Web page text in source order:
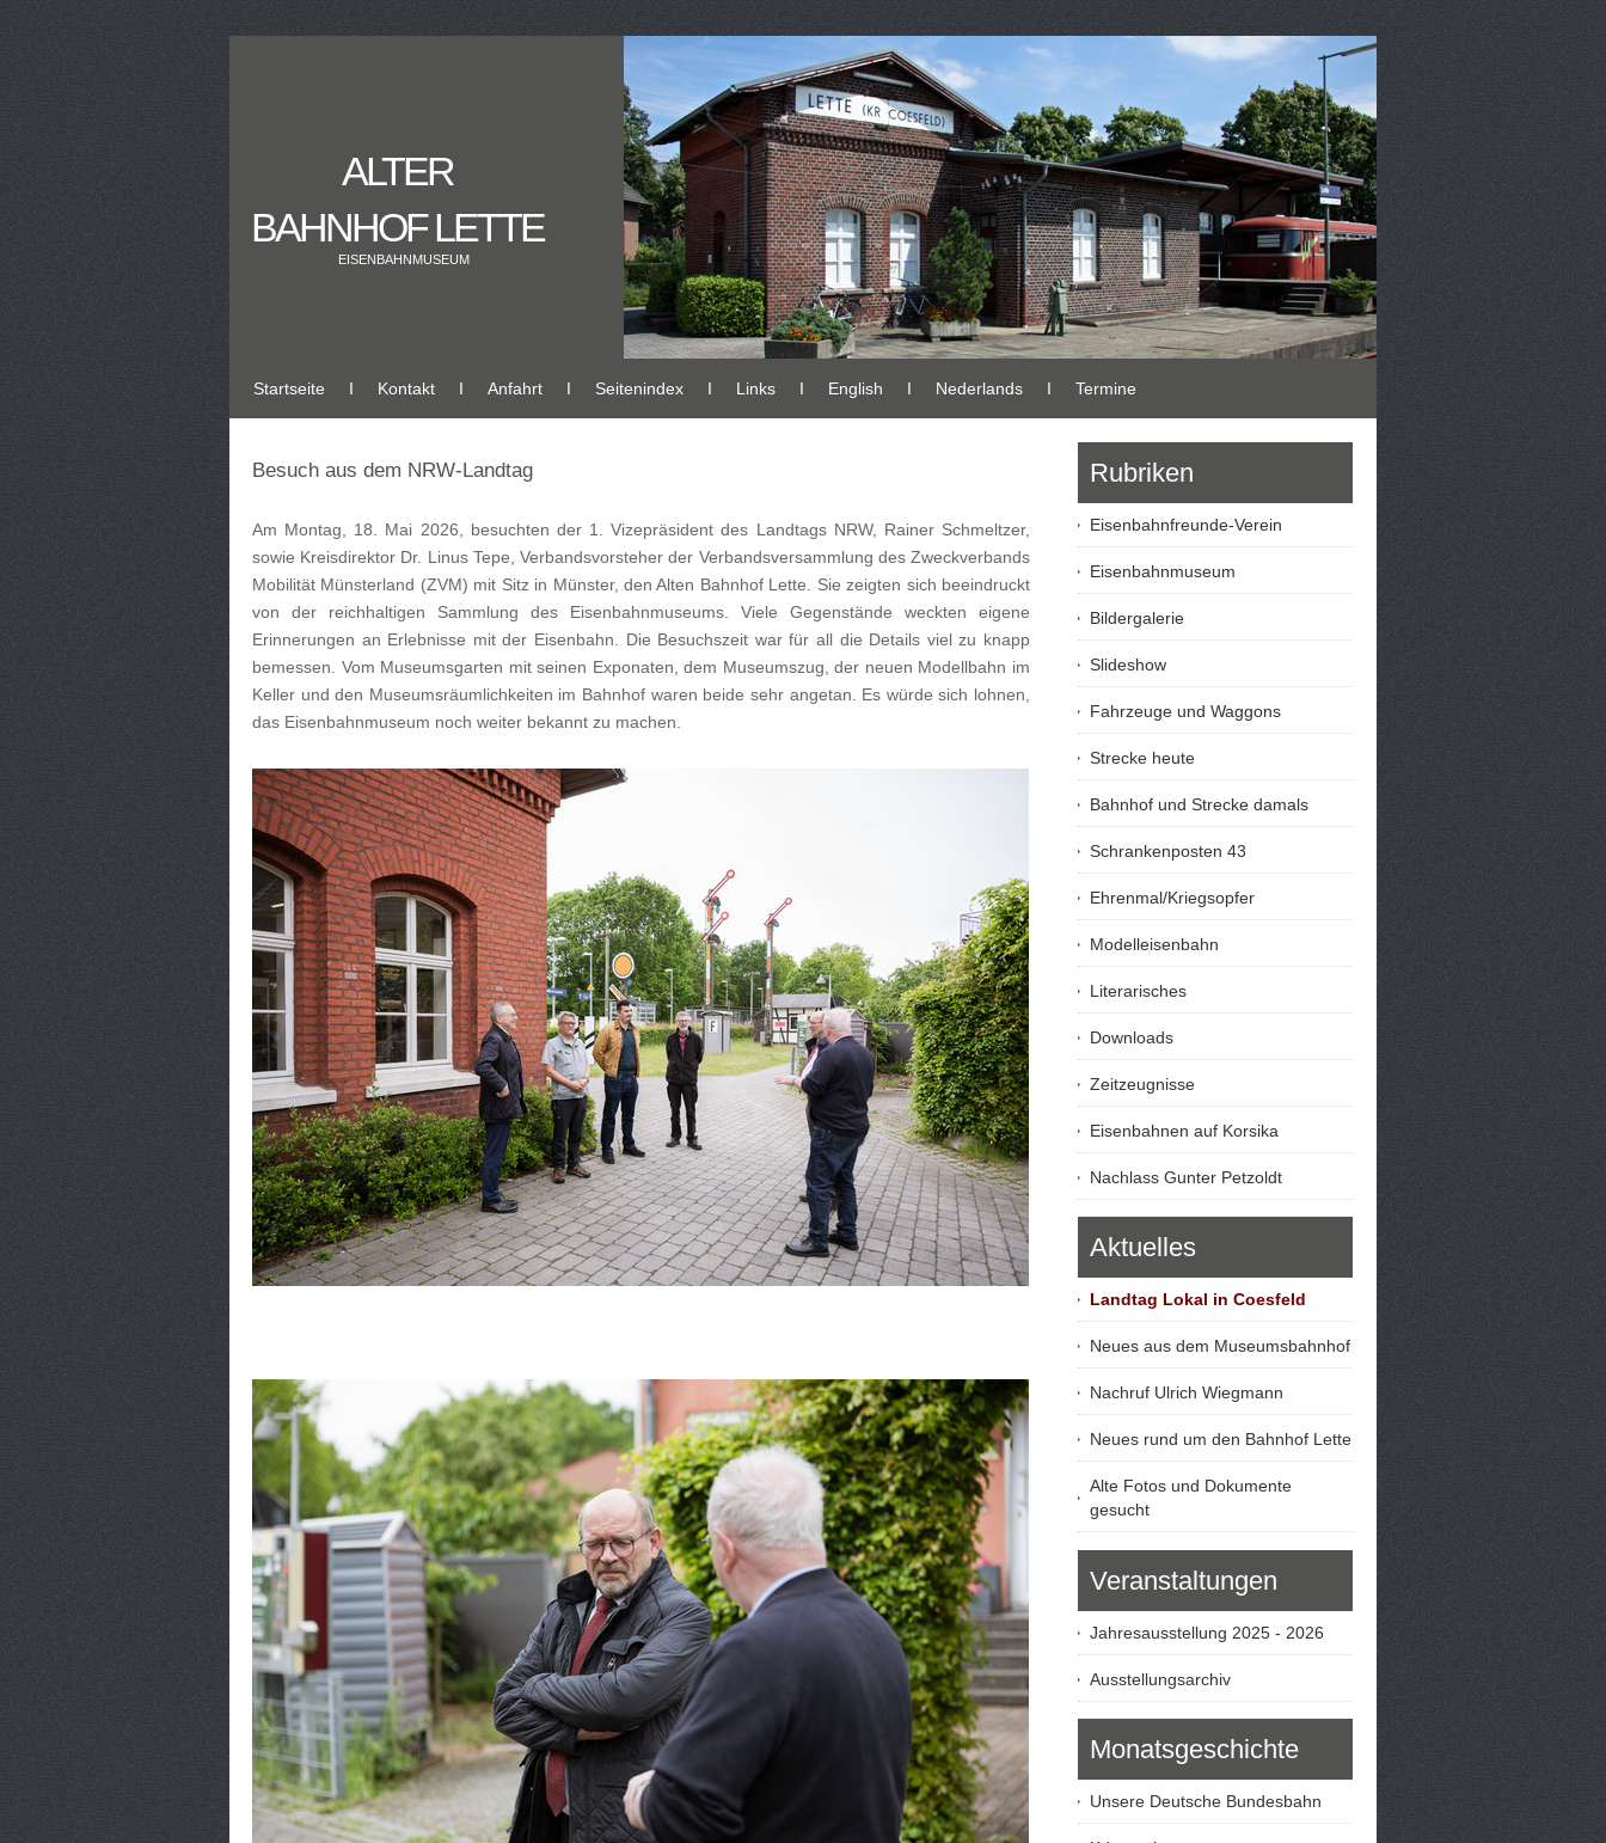
ALTER
BAHNHOF LETTE
EISENBAHNMUSEUM
Startseite Ι Kontakt Ι Anfahrt Ι Seitenindex Ι Links Ι English Ι Nederlands Ι Termine
Rubriken
Eisenbahnfreunde-Verein
Eisenbahnmuseum
Bildergalerie
Slideshow
Fahrzeuge und Waggons
Strecke heute
Bahnhof und Strecke damals
Schrankenposten 43
Ehrenmal/Kriegsopfer
Modelleisenbahn
Literarisches
Downloads
Zeitzeugnisse
Eisenbahnen auf Korsika
Nachlass Gunter Petzoldt
Aktuelles
Landtag Lokal in Coesfeld
Neues aus dem Museumsbahnhof
Nachruf Ulrich Wiegmann
Neues rund um den Bahnhof Lette
Alte Fotos und Dokumente
gesucht
Veranstaltungen
Jahresausstellung 2025 - 2026
Ausstellungsarchiv
Monatsgeschichte
Unsere Deutsche Bundesbahn
Besuch aus dem NRW-Landtag
Am Montag, 18. Mai 2026, besuchten der 1. Vizepräsident des Landtags NRW, Rainer Schmeltzer,
sowie Kreisdirektor Dr. Linus Tepe, Verbandsvorsteher der Verbandsversammlung des Zweckverbands
Mobilität Münsterland (ZVM) mit Sitz in Münster, den Alten Bahnhof Lette. Sie zeigten sich beeindruckt
von der reichhaltigen Sammlung des Eisenbahnmuseums. Viele Gegenstände weckten eigene
Erinnerungen an Erlebnisse mit der Eisenbahn. Die Besuchszeit war für all die Details viel zu knapp
bemessen. Vom Museumsgarten mit seinen Exponaten, dem Museumszug, der neuen Modellbahn im
Keller und den Museumsräumlichkeiten im Bahnhof waren beide sehr angetan. Es würde sich lohnen,
das Eisenbahnmuseum noch weiter bekannt zu machen.